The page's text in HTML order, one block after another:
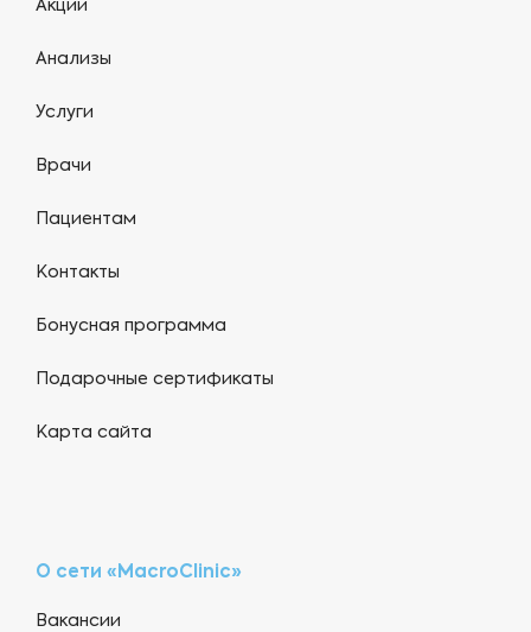
Акции
Анализы
Услуги
Врачи
Пациентам
Контакты
Бонусная программа
Подарочные сертификаты
Карта сайта
О сети «MacroClinic»
Вакансии